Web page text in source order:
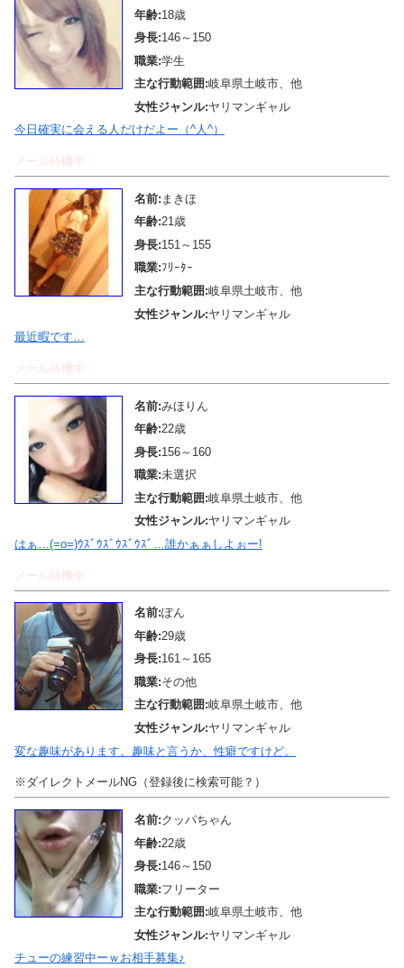
年齢:18歳
身長:146～150
職業:学生
主な行動範囲:岐阜県土岐市、他
女性ジャンル:ヤリマンギャル
今日確実に会える人だけだよー（^人^）
メール待機中
名前: まきほ
年齢:21歳
身長:151～155
職業:ﾌﾘｰﾀｰ
主な行動範囲:岐阜県土岐市、他
女性ジャンル:ヤリマンギャル
最近暇です…
メール待機中
名前:みほりん
年齢:22歳
身長:156～160
職業:未選択
主な行動範囲:岐阜県土岐市、他
女性ジャンル:ヤリマンギャル
はぁ…(=o=)ｳｽﾞｳｽﾞｳｽﾞｳｽﾞ…誰かぁぁしよぉー!
メール待機中
名前:ぽん
年齢:29歳
身長:161～165
職業:その他
主な行動範囲:岐阜県土岐市、他
女性ジャンル:ヤリマンギャル
変な趣味があります。趣味と言うか、性癖ですけど。
※ダイレクトメールNG（登録後に検索可能？）
名前:クッパちゃん
年齢:22歳
身長:146～150
職業:フリーター
主な行動範囲:岐阜県土岐市、他
女性ジャンル:ヤリマンギャル
チューの練習中ーｗお相手募集♪